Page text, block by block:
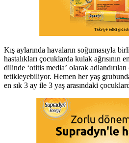
Kış aylarında havaların soğumasıyla
hastalıkları çocuklarda kulak ağrısının
dilinde ‘otitis media’ olarak
tetikleyebiliyor. Hemen her yaş
en sık 3 ay ile 3 yaş arasındaki